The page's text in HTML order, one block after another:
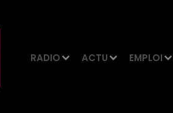
RADIO ACTU EMPLOI